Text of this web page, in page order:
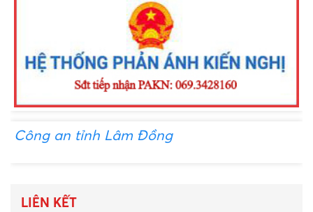
minh của pháp luật và sự an toàn tuyệt
đối cho người tiến hành tố tụng, người
tham gia tố tụng
Công an tỉnh Lâm Đồng
LIÊN KẾT